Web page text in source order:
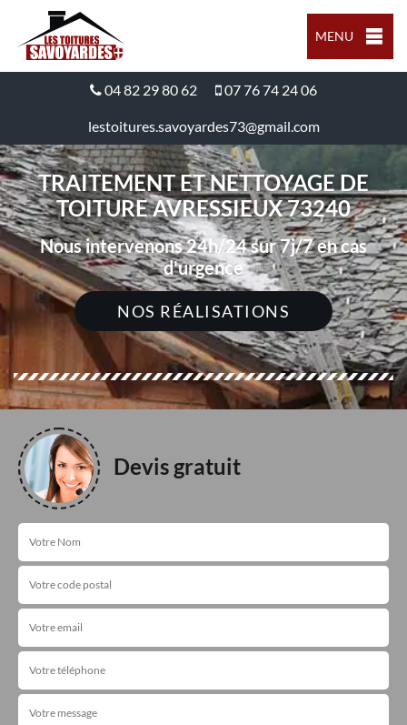
MENU
04 82 29 80 62 07 76 74 24 06
lestoitures.savoyardes73@gmail.com
TRAITEMENT ET NETTOYAGE DE
TOITURE AVRESSIEUX 73240
Nous intervenons 24h/24 sur 7j/7 en cas
d'urgence
NOS RÉALISATIONS
Devis gratuit